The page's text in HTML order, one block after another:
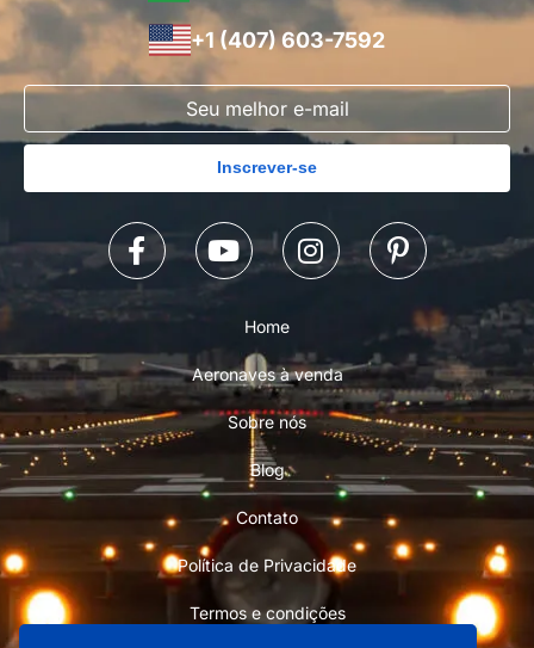
+1 (407) 603-7592
Inscrever-se
Home
Aeronaves à venda
Sobre nós
Blog
Contato
Política de Privacidade
Termos e condições